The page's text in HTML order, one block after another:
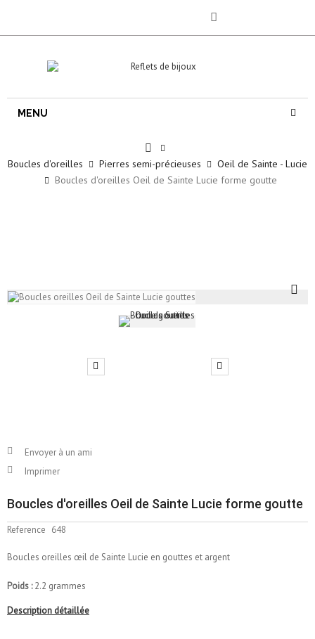
MENU
Boucles d'oreilles Pierres semi-précieuses
Oeil de Sainte - Lucie
Boucles d'oreilles Oeil de Sainte Lucie forme goutte
Envoyer à un ami
Imprimer
Boucles d'oreilles Oeil de Sainte Lucie forme goutte
Reference 648
Boucles oreilles œil de Sainte Lucie en gouttes et argent
Poids :2.2 grammes
Description détaillée